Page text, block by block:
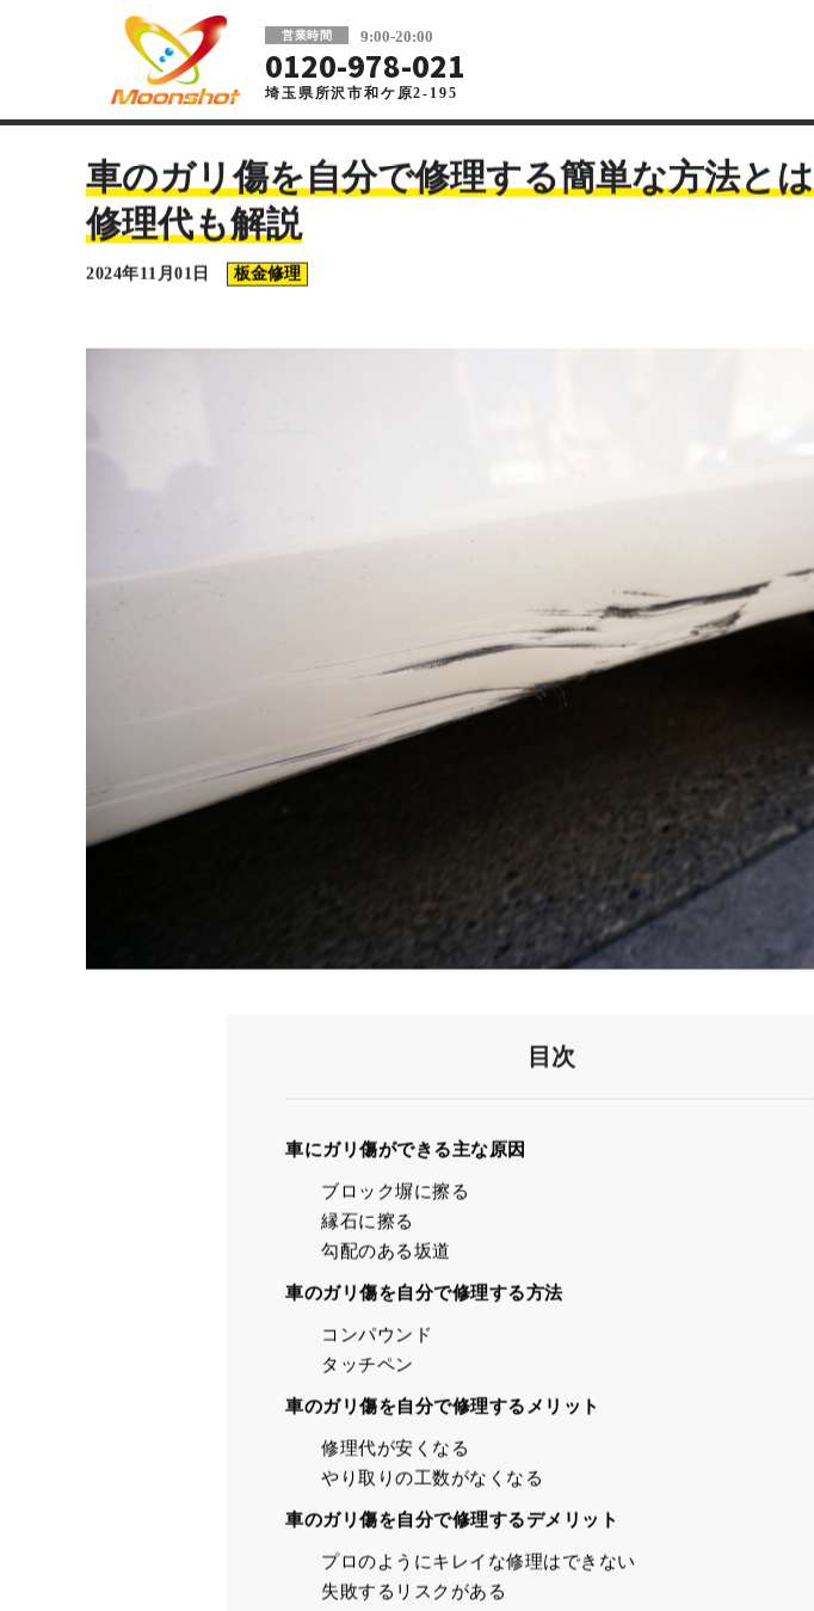
営業時間 9:00-20:00
0120-978-021
埼玉県所沢市和ケ原2-195
車の板金塗装・傷修理ならMoonshot
修理代も解説
車にガリ傷ができる主な原因
車のガリ傷を自分で修理する方法
コンパウンド
タッチペン
車のガリ傷を自分で修理するメリット
修理代が安くなる
やり取りの工数がなくなる